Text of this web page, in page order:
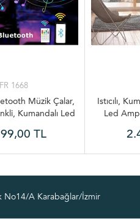
FR 1668
Müzik Çalar,
Kumandalı Led
AmpulTL
Istıcılı,
Led
No14/A Karabağlar/İzmir